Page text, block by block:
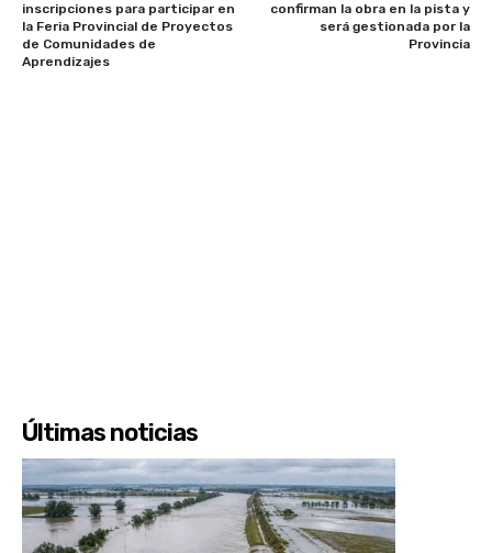
inscripciones para participar en
la Feria Provincial de Proyectos
de Comunidades de
Aprendizajes
confirman la obra en la pista y
será gestionada por la
Provincia
Últimas noticias